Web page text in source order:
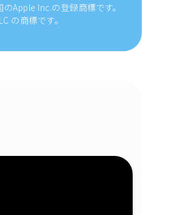
Apple Inc.の登録商標です。
の商標です。